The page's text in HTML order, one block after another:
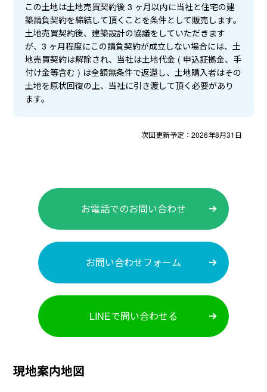
この土地は土地売買契約後 3 ヶ月以内に当社と住宅の建
築請負契約を締結して頂くことを条件として販売します。
土地売買契約後、建築設計の協議をしていただきます
が、3 ヶ月程度にこの請負契約が成立しない場合には、土
地売買契約は解除され、当社は土地代金 ( 申込証拠金、手
付け金等含む ) は全額無条件で返還し、土地購入者はその
土地を原状回復の上、当社に引き渡して頂く必要があり
ます。
次回更新予定：2026年8月31日
お電話でのお問い合わせ
お問い合わせフォーム
LINEで問い合わせる
現地案内地図